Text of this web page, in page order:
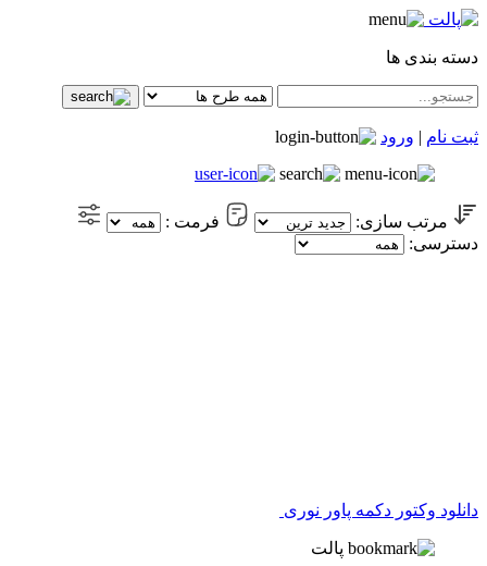
دسته بندی ها
ثبت نام | ورود
مرتب سازی:
فرمت :
دسترسی:
دانلود وکتور دکمه پاور نوری
پالت